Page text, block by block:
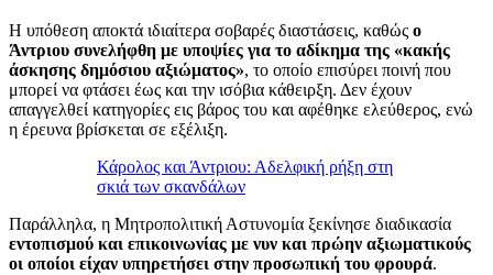
Η υπόθεση αποκτά ιδιαίτερα σοβαρές διαστάσεις, καθώς ο
Άντριου συνελήφθη με υποψίες για το αδίκημα της «κακής
άσκησης δημόσιου αξιώματος», το οποίο επισύρει ποινή που
μπορεί να φτάσει έως και την ισόβια κάθειρξη. Δεν έχουν
απαγγελθεί κατηγορίες εις βάρος του και αφέθηκε ελεύθερος, ενώ
η έρευνα βρίσκεται σε εξέλιξη.
Κάρολος και Άντριου: Αδελφική ρήξη στη
σκιά των σκανδάλων
Παράλληλα, η Μητροπολιτική Αστυνομία ξεκίνησε διαδικασία
εντοπισμού και επικοινωνίας με νυν και πρώην αξιωματικούς
οι οποίοι είχαν υπηρετήσει στην προσωπική του φρουρά.